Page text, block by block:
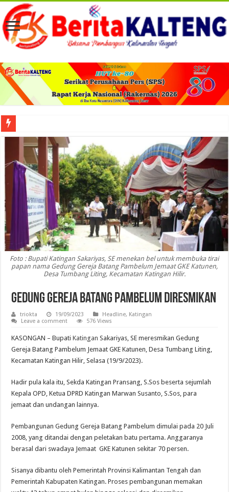
Viral! Selama Dua Bulan Lebih Siltap Serta Tunjangan Pemdes dan BPD di
Foto : Bupati Katingan Sakariyas, SE menekan bel untuk membuka tirai
papan nama Gedung Gereja Batang Pambelum Jemaat GKE Katunen,
Desa Tumbang Liting, Kecamatan Katingan Hilir.
Gedung Gereja Batang Pambelum Diresmikan
triokta 19/09/2023 Headline, Katingan
Leave a comment
576 Views
KASONGAN – BupatiKatingan Sakariyas, SE meresmikan Gedung
Gereja Batang Pambelum Jemaat GKE Katunen, Desa Tumbang Liting,
Kecamatan Katingan Hilir, Selasa (19/9/2023).
Hadir pula kala itu, Sekda Katingan Pransang, S.Sos beserta sejumlah
Kepala OPD, Ketua DPRD Katingan Marwan Susanto, S.Sos, para
jemaat dan undangan lainnya.
Pembangunan Gedung Gereja Batang Pambelum dimulai pada 20 Juli
2008, yang ditandai dengan peletakan batu pertama. Anggaranya
berasal dari swadaya Jemaat GKE Katunen sekitar 70 persen.
Sisanya dibantu oleh Pemerintah Provinsi Kalimantan Tengah dan
Pemerintah Kabupaten Katingan. Proses pembangunan memakan